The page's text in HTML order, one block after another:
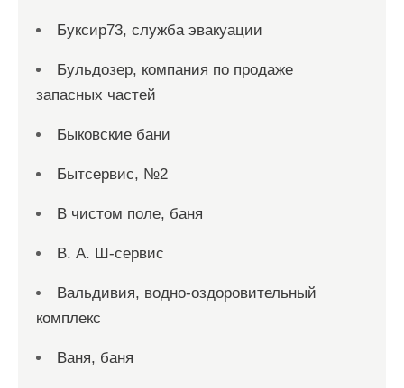
Буксир73, служба эвакуации
Бульдозер, компания по продаже
запасных частей
Быковские бани
Бытсервис, №2
В чистом поле, баня
В. А. Ш-сервис
Вальдивия, водно-оздоровительный
комплекс
Ваня, баня